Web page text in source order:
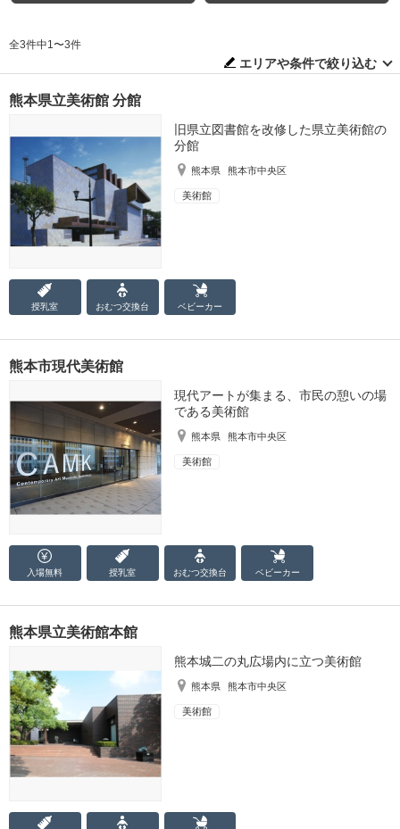
全3件中1〜3件
エリアや条件で絞り込む
熊本県立美術館 分館
旧県立図書館を改修した県立美術館の
分館
熊本県 熊本市中央区
美術館
授乳室 おむつ交換台 ベビーカー
熊本市現代美術館
現代アートが集まる、市民の憩いの場
である美術館
熊本県 熊本市中央区
美術館
入場無料 授乳室 おむつ交換台 ベビーカー
熊本県立美術館本館
熊本城二の丸広場内に立つ美術館
熊本県 熊本市中央区
美術館